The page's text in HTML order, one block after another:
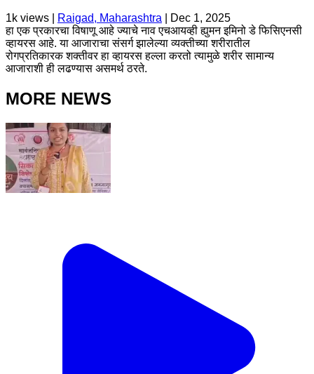
1k views | Raigad, Maharashtra
Dec 1, 2025
हा एक प्रकारचा विषाणू आहे ज्याचे नाव एचआयव्ही ह्युमन इमिनो डे फिसिएनसी
व्हायरस आहे. या आजाराचा संसर्ग झालेल्या व्यक्तीच्या शरीरातील
रोगप्रतिकारक शक्तीवर हा व्हायरस हल्ला करतो त्यामुळे शरीर सामान्य
आजाराशी ही लढण्यास असमर्थ ठरते.
MORE NEWS